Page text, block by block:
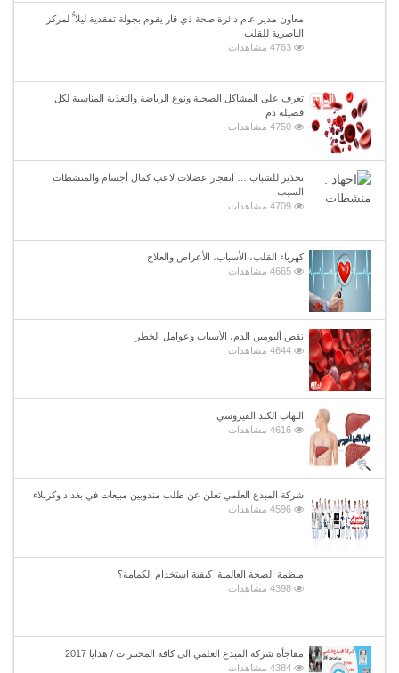
معاون مدير عام دائرة صحة ذي قار يقوم بجولة تفقدية ليلا ًُ لمركز
الناصرية للقلب
4763 مشاهدات
تعرف على المشاكل الصحية ونوع الرياضة والتغذية المناسبة لكل
فصيلة دم
4750 مشاهدات
تحذير للشباب … انفجار عضلات لاعب كمال أجسام والمنشطات
السبب
4709 مشاهدات
كهرباء القلب، الأسباب، الأعراض والعلاج
4665 مشاهدات
نقص ألبومين الدم، الأسباب وعوامل الخطر
4644 مشاهدات
التهاب الكبد الفيروسي
4616 مشاهدات
شركة المبدع العلمي تعلن عن طلب مندوبين مبيعات في بغداد وكربلاء
4596 مشاهدات
منظمة الصحة العالمية: كيفية استخدام الكمامة؟
4398 مشاهدات
مفاجأة شركة المبدع العلمي الى كافة المختبرات / هدايا 2017
4384 مشاهدات